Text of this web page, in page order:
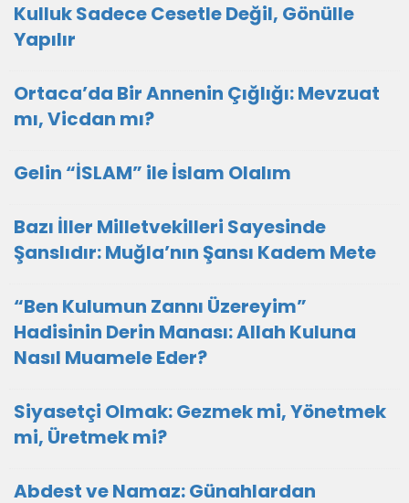
Kulluk Sadece Cesetle Değil, Gönülle
Yapılır
Ortaca’da Bir Annenin Çığlığı: Mevzuat
mı, Vicdan mı?
Gelin “İSLAM” ile İslam Olalım
Bazı İller Milletvekilleri Sayesinde
Şanslıdır: Muğla’nın Şansı Kadem Mete
“Ben Kulumun Zannı Üzereyim”
Hadisinin Derin Manası: Allah Kuluna
Nasıl Muamele Eder?
Siyasetçi Olmak: Gezmek mi, Yönetmek
mi, Üretmek mi?
Abdest ve Namaz: Günahlardan